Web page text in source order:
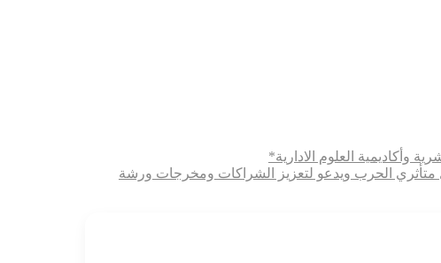
وأكاديمية العلوم الادارية*
متأثري الحرب ويدعو لتعزيز الشراكات ومخرجات ورشة